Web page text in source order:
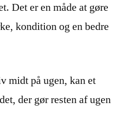
Det er en måde at gøre
kondition og en bedre
midt på ugen, kan et
der gør resten af ugen